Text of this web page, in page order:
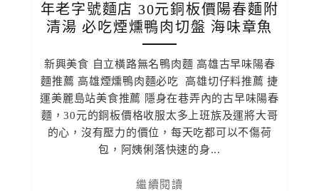
年老字號麵店 30元銅板價陽春麵附
清湯 必吃煙燻鴨肉切盤 海味章魚
新興美食 自立橫路無名鴨肉麵 高雄古早味陽春
麵推薦 高雄煙燻鴨肉麵必吃 高雄切仔料推薦 捷
運美麗島站美食推薦 隱身在巷弄內的古早味陽春
麵，30元的銅板價格收服太多上班族及運將大哥
的心，沒有壓力的價位，每天吃都可以不傷荷
包，阿姨俐落快速的身...
繼續閱讀